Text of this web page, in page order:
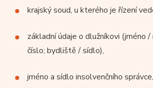
krajský soud, u kterého je řízení
základní údaje o dlužníkovi (jméno
číslo; bydliště / sídlo),
jméno a sídlo insolvenčního